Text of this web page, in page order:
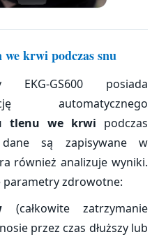
krwi podczas snu
EKG-GS600 posiada
automatycznego
tlenu we krwi podczas
są zapisywane w
również analizuje wyniki.
parametry zdrowotne:
(całkowite zatrzymanie
przez czas dłuższy lub